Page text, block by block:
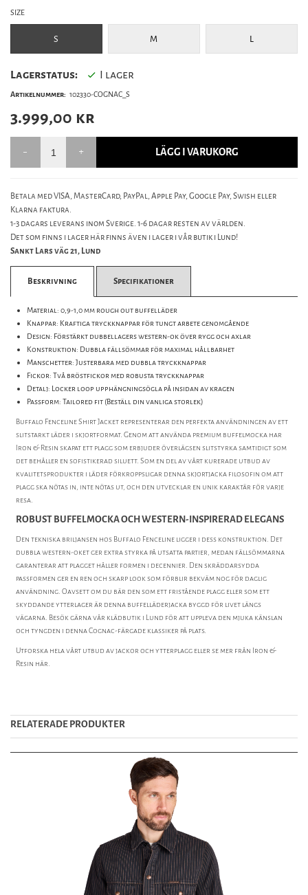
SIZE
S M L
Lagerstatus: I lager
Artikelnummer: 102330-COGNAC_S
3.999,00 kr
LÄGG I VARUKORG
Betala med VISA, MasterCard, PayPal, Apple Pay, Google Pay, Swish eller
Klarna faktura.
1-3 dagars leverans inom Sverige. 1-6 dagar resten av världen.
Det som finns i lager här finns även i lager i vår butik i Lund!
Sankt Lars väg 21, Lund
Beskrivning Specifikationer
Material: 0,9-1,0 mm rough out buffelläder
Knappar: Kraftiga tryckknappar för tungt arbete genomgående
Design: Förstärkt dubbellagers western-ok över rygg och axlar
Konstruktion: Dubbla fällsömmar för maximal hållbarhet
Manschetter: Justerbara med dubbla tryckknappar
Fickor: Två bröstfickor med robusta tryckknappar
Detalj: Locker loop upphängningsögla på insidan av kragen
Passform: Tailored fit (Beställ din vanliga storlek)
Buffalo Fenceline Shirt Jacket representerar den perfekta användningen av ett
slitstarkt läder i skjortformat. Genom att använda premium buffelmocka har
Iron & Resin skapat ett plagg som erbjuder överlägsen slitstyrka samtidigt som
det behåller en sofistikerad siluett. Som en del av vårt kurerade utbud av
kvalitetsprodukter i läder förkroppsligar denna skjortjacka filosofin om att
plagg ska nötas in, inte nötas ut, och den utvecklar en unik karaktär för varje
resa.
ROBUST BUFFELMOCKA OCH WESTERN-INSPIRERAD ELEGANS
Den tekniska briljansen hos Buffalo Fenceline ligger i dess konstruktion. Det
dubbla western-oket ger extra styrka på utsatta partier, medan fällsömmarna
garanterar att plagget håller formen i decennier. Den skräddarsydda
passformen ger en ren och skarp look som förblir bekväm nog för daglig
användning. Oavsett om du bär den som ett fristående plagg eller som ett
skyddande ytterlager är denna buffelläderjacka byggd för livet längs
vägarna. Besök gärna vår klädbutik i Lund för att uppleva den mjuka känslan
och tyngden i denna Cognac-färgade klassiker på plats.
Utforska hela vårt utbud avjackor och ytterplagg eller se mer från Iron &
Resin här.
RELATERADE PRODUKTER